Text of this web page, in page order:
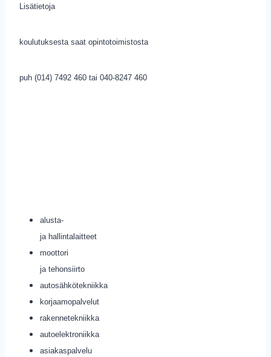
Lisätietoja
koulutuksesta saat opintotoimistosta
puh (014) 7492 460 tai 040-8247 460
alusta-
ja hallintalaitteet
moottori
ja tehonsiirto
autosähkötekniikka
korjaamopalvelut
rakennetekniikka
autoelektroniikka
asiakaspalvelu